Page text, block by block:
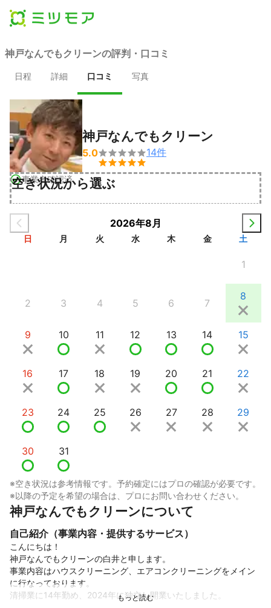
神戸なんでもクリーンの評判・口コミ
日程 詳細 口コミ 写真
事業者確認済
神戸なんでもクリーン
5.0

14件
空き状況から選ぶ
2026年8月
日 月 火 水 木 金 土
1
2 3 4 5 6 7
8
9 10 11 12 13 14 15
16 17 18 19 20 21 22
23 24 25 26 27 28 29
30 31
※空き状況は参考情報です。予約確定にはプロの確認が必要です。
※以降の予定を希望の場合は、プロにお問い合わせください。
神戸なんでもクリーンについて
自己紹介（事業内容・提供するサービス）
こんにちは！
神戸なんでもクリーンの白井と申します。
事業内容はハウスクリーニング、エアコンクリーニングをメイン
に行なっております。
清掃業に14年勤め、2024年に独立し開業いたしました。